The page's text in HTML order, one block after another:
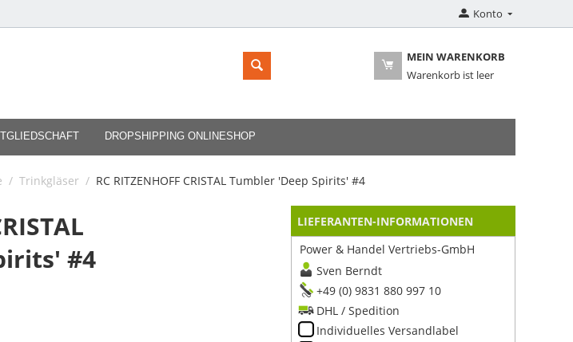
Konto
MEIN WARENKORB
Warenkorb ist leer
DROPSHIPPING ONLINESHOP
/ Trinkgläser / RC RITZENHOFF CRISTAL Tumbler 'Deep Spirits' #4
#4
LIEFERANTEN-INFORMATIONEN
Power & Handel Vertriebs-GmbH
Sven Berndt
+49 (0) 9831 880 997 10
DHL / Spedition
Individuelles Versandlabel